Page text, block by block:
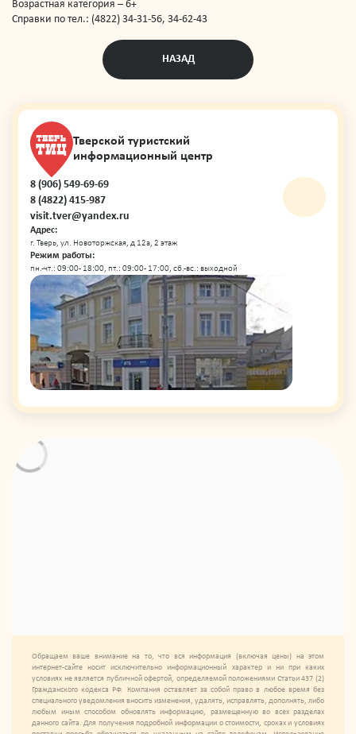
Возрастная категория – 6+
Справки по тел.: (4822) 34-31-56, 34-62-43
НАЗАД
Тверской туристский
информационный центр
8 (906) 549-69-69
8 (4822) 415-987
visit.tver@yandex.ru
Адрес:
г. Тверь, ул. Новоторжская, д 12а, 2 этаж
Режим работы:
пн.-чт.: 09:00 - 18:00, пт.: 09:00 - 17:00, сб.-вс.: выходной
Обращаем ваше внимание на то, что вся информация (включая цены) на этом
интернет-сайте носит исключительно информационный характер и ни при каких
условиях не является публичной офертой, определяемой положениями Статьи 437 (2)
Гражданского кодекса РФ. Компания оставляет за собой право в любое время без
специального уведомления вносить изменения, удалять, исправлять, дополнять, либо
любым иным способом обновлять информацию, размещенную во всех разделах
данного сайта. Для получения подробной информации о стоимости, сроках и условиях